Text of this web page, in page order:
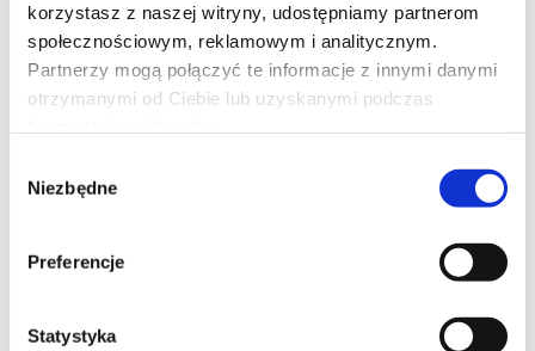
korzystasz z naszej witryny, udostępniamy partnerom
społecznościowym, reklamowym i analitycznym.
Partnerzy mogą połączyć te informacje z innymi danymi
otrzymanymi od Ciebie lub uzyskanymi podczas
zgody
Niezbędne
Preferencje
Statystyka
produkcji Disney i Pixar. Tym razem czeka je zupełnie nowe
wyzwanie - świat technologii. Buzz, Woody, Jessie i reszta paczki